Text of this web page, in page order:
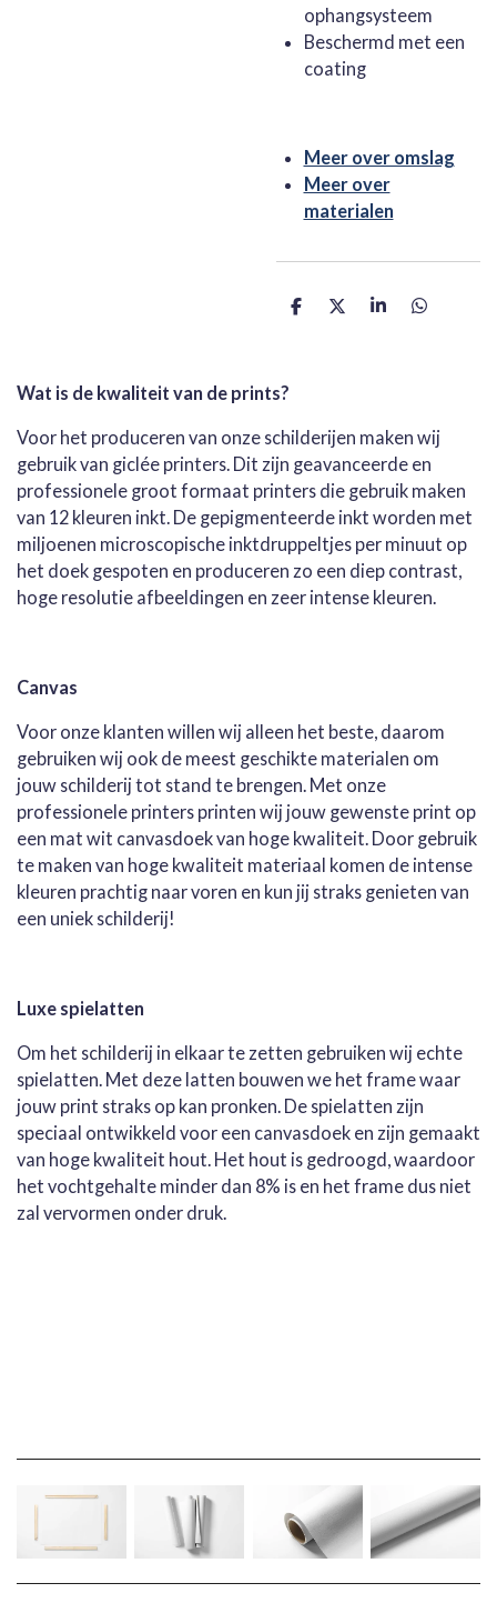
ophangsysteem
Beschermd met een
coating
Meer over omslag
Meer over
materialen
D
D
S
D
Wat is de kwaliteit van de prints?
Voor het produceren van onze schilderijen maken wij
gebruik van giclée printers. Dit zijn geavanceerde en
professionele groot formaat printers die gebruik maken
van 12 kleuren inkt. De gepigmenteerde inkt worden met
miljoenen microscopische inktdruppeltjes per minuut op
het doek gespoten en produceren zo een diep contrast,
hoge resolutie afbeeldingen en zeer intense kleuren.
Canvas
Voor onze klanten willen wij alleen het beste, daarom
gebruiken wij ook de meest geschikte materialen om
jouw schilderij tot stand te brengen. Met onze
professionele printers printen wij jouw gewenste print op
een mat wit canvasdoek van hoge kwaliteit. Door gebruik
te maken van hoge kwaliteit materiaal komen de intense
kleuren prachtig naar voren en kun jij straks genieten van
een uniek schilderij!
Luxe spielatten
Om het schilderij in elkaar te zetten gebruiken wij echte
spielatten. Met deze latten bouwen we het frame waar
jouw print straks op kan pronken. De spielatten zijn
speciaal ontwikkeld voor een canvasdoek en zijn gemaakt
van hoge kwaliteit hout. Het hout is gedroogd, waardoor
het vochtgehalte minder dan 8% is en het frame dus niet
zal vervormen onder druk.